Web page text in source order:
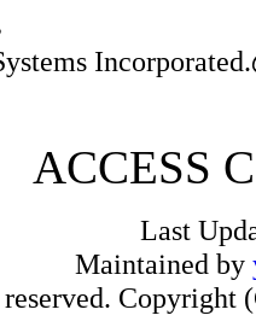
ACCESS
Last
Maintained by
Copyright